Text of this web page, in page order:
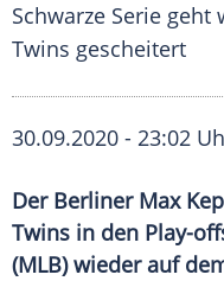
Schwarze Serie
Twins gescheitert
30.09.2020 - 23:02
Der Berliner Max
Twins in den Play-
(MLB) wieder auf